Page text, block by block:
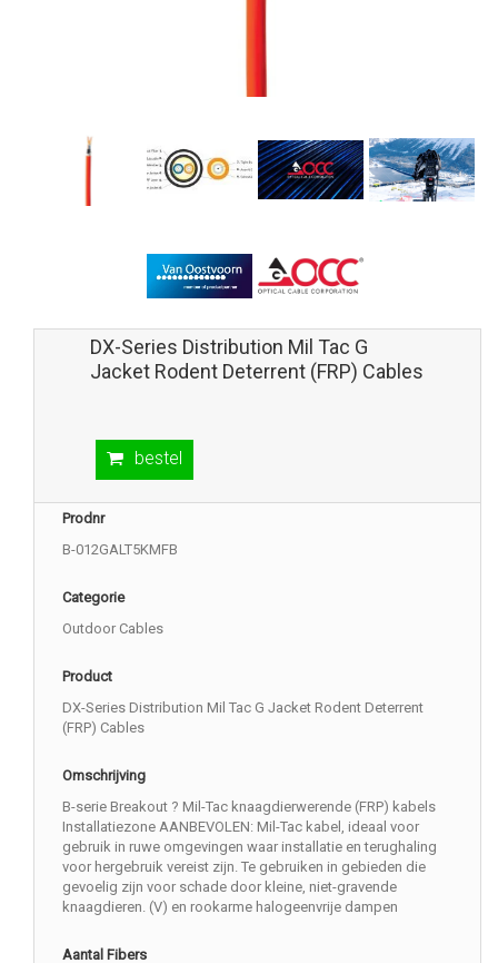
DX-Series Distribution Mil Tac G
Jacket Rodent Deterrent (FRP) Cables
bestel
Prodnr
B-012GALT5KMFB
Categorie
Outdoor Cables
Product
DX-Series Distribution Mil Tac G Jacket Rodent Deterrent
(FRP) Cables
Omschrijving
B-serie Breakout ? Mil-Tac knaagdierwerende (FRP) kabels
Installatiezone AANBEVOLEN: Mil-Tac kabel, ideaal voor
gebruik in ruwe omgevingen waar installatie en terughaling
voor hergebruik vereist zijn. Te gebruiken in gebieden die
gevoelig zijn voor schade door kleine, niet-gravende
knaagdieren. (V) en rookarme halogeenvrije dampen
Aantal Fibers